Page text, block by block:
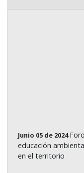
Junio 05 de 2024
educación
en el territorio